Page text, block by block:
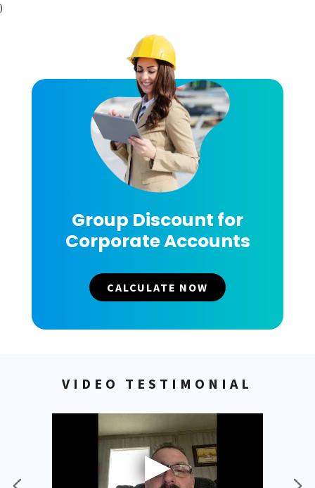
)
Group Discount for
Corporate Accounts
CALCULATE NOW
VIDEO TESTIMONIAL